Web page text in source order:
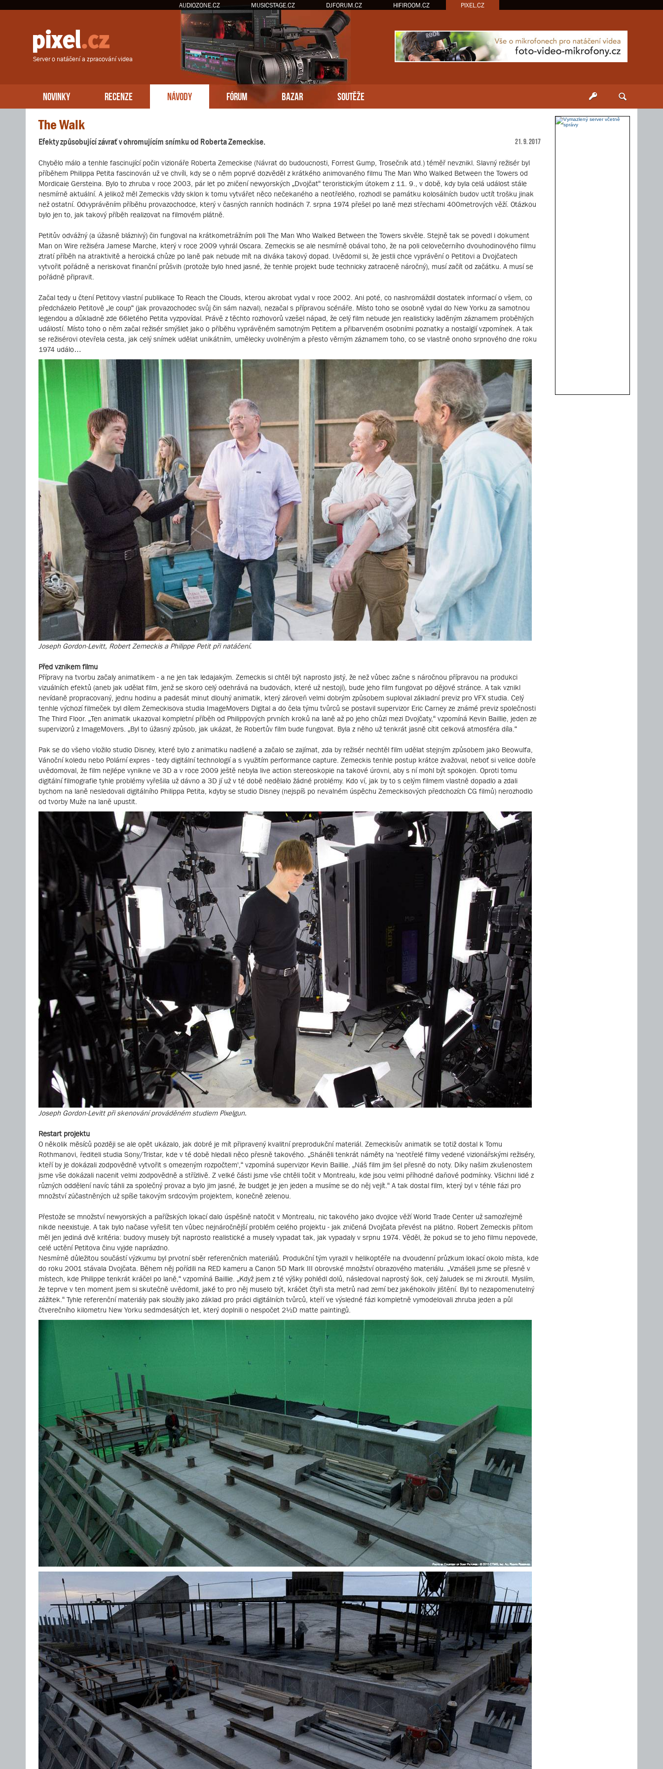
AUDIOZONE.CZ MUSICSTAGE.CZ DJFORUM.CZ HIFIROOM.CZ PIXEL.CZ
Server o natáčení a zpracování videa
NOVINKY RECENZE NÁVODY FÓRUM BAZAR SOUTĚŽE
The Walk
Efekty způsobující závrať v ohromujícím snímku od Roberta Zemeckise. 21. 9. 2017
Chybělo málo a tenhle fascinující počin vizionáře Roberta Zemeckise (Návrat do budoucnosti, Forrest Gump, Trosečník atd.) téměř nevznikl. Slavný režisér byl
příběhem Philippa Petita fascinován už ve chvíli, kdy se o něm poprvé dozvěděl z krátkého animovaného filmu The Man Who Walked Between the Towers od
Mordicaie Gersteina. Bylo to zhruba v roce 2003, pár let po zničení newyorských „Dvojčat“ teroristickým útokem z 11. 9., v době, kdy byla celá událost stále
nesmírně aktuální. A jelikož měl Zemeckis vždy sklon k tomu vytvářet něco nečekaného a neotřelého, rozhodl se památku kolosálních budov uctít trošku jinak
než ostatní. Odvyprávěním příběhu provazochodce, který v časných ranních hodinách 7. srpna 1974 přešel po laně mezi střechami 400metrových věží. Otázkou
bylo jen to, jak takový příběh realizovat na filmovém plátně.
Petitův odvážný (a úžasně bláznivý) čin fungoval na krátkometrážním poli The Man Who Walked Between the Towers skvěle. Stejně tak se povedl i dokument
Man on Wire režiséra Jamese Marche, který v roce 2009 vyhrál Oscara. Zemeckis se ale nesmírně obával toho, že na poli celovečerního dvouhodinového filmu
ztratí příběh na atraktivitě a heroická chůze po laně pak nebude mít na diváka takový dopad. Uvědomil si, že jestli chce vyprávění o Petitovi a Dvojčatech
vytvořit pořádně a neriskovat finanční průšvih (protože bylo hned jasné, že tenhle projekt bude technicky zatraceně náročný), musí začít od začátku. A musí se
pořádně připravit.
Začal tedy u čtení Petitovy vlastní publikace To Reach the Clouds, kterou akrobat vydal v roce 2002. Ani poté, co nashromáždil dostatek informací o všem, co
předcházelo Petitově „le coup“ (jak provazochodec svůj čin sám nazval), nezačal s přípravou scénáře. Místo toho se osobně vydal do New Yorku za samotnou
legendou a důkladně zde 66letého Petita vyzpovídal. Právě z těchto rozhovorů vzešel nápad, že celý film nebude jen realisticky laděným záznamem proběhlých
událostí. Místo toho o něm začal režisér smýšlet jako o příběhu vyprávěném samotným Petitem a přibarveném osobními poznatky a nostalgií vzpomínek. A tak
se režisérovi otevřela cesta, jak celý snímek udělat unikátním, umělecky uvolněným a přesto věrným záznamem toho, co se vlastně onoho srpnového dne roku
1974 událo…
Joseph Gordon-Levitt, Robert Zemeckis a Philippe Petit při natáčení.
Před vznikem filmu
Přípravy na tvorbu začaly animatikem - a ne jen tak ledajakým. Zemeckis si chtěl být naprosto jistý, že než vůbec začne s náročnou přípravou na produkci
vizuálních efektů (aneb jak udělat film, jenž se skoro celý odehrává na budovách, které už nestojí), bude jeho film fungovat po dějové stránce. A tak vznikl
nevídaně propracovaný, jednu hodinu a padesát minut dlouhý animatik, který zároveň velmi dobrým způsobem suploval základní previz pro VFX studia. Celý
tenhle výchozí filmeček byl dílem Zemeckisova studia ImageMovers Digital a do čela týmu tvůrců se postavil supervizor Eric Carney ze známé previz společnosti
The Third Floor. „Ten animatik ukazoval kompletní příběh od Philippových prvních kroků na laně až po jeho chůzi mezi Dvojčaty,“ vzpomíná Kevin Baillie, jeden ze
supervizorů z ImageMovers. „Byl to úžasný způsob, jak ukázat, že Robertův film bude fungovat. Byla z něho už tenkrát jasně cítit celková atmosféra díla.“
Pak se do všeho vložilo studio Disney, které bylo z animatiku nadšené a začalo se zajímat, zda by režisér nechtěl film udělat stejným způsobem jako Beowulfa,
Vánoční koledu nebo Polární expres - tedy digitální technologií a s využitím performance capture. Zemeckis tenhle postup krátce zvažoval, neboť si velice dobře
uvědomoval, že film nejlépe vynikne ve 3D a v roce 2009 ještě nebyla live action stereoskopie na takové úrovni, aby s ní mohl být spokojen. Oproti tomu
digitální filmografie tyhle problémy vyřešila už dávno a 3D jí už v té době nedělalo žádné problémy. Kdo ví, jak by to s celým filmem vlastně dopadlo a zdali
bychom na laně nesledovali digitálního Philippa Petita, kdyby se studio Disney (nejspíš po nevalném úspěchu Zemeckisových předchozích CG filmů) nerozhodlo
od tvorby Muže na laně upustit.
Joseph Gordon-Levitt při skenování prováděném studiem Pixelgun.
Restart projektu
O několik měsíců později se ale opět ukázalo, jak dobré je mít připravený kvalitní preprodukční materiál. Zemeckisův animatik se totiž dostal k Tomu
Rothmanovi, řediteli studia Sony/Tristar, kde v té době hledali něco přesně takového. „Sháněli tenkrát náměty na 'neotřelé filmy vedené vizionářskými režiséry,
kteří by je dokázali zodpovědně vytvořit s omezeným rozpočtem',“ vzpomíná supervizor Kevin Baillie. „Náš film jim šel přesně do noty. Díky našim zkušenostem
jsme vše dokázali nacenit velmi zodpovědně a střízlivě. Z velké části jsme vše chtěli točit v Montrealu, kde jsou velmi příhodné daňové podmínky. Všichni lidé z
různých oddělení navíc táhli za společný provaz a bylo jim jasné, že budget je jen jeden a musíme se do něj vejít.“ A tak dostal film, který byl v téhle fázi pro
množství zúčastněných už spíše takovým srdcovým projektem, konečně zelenou.
Přestože se množství newyorských a pařížských lokací dalo úspěšně natočit v Montrealu, nic takového jako dvojice věží World Trade Center už samozřejmě
nikde neexistuje. A tak bylo načase vyřešit ten vůbec nejnáročnější problém celého projektu - jak zničená Dvojčata převést na plátno. Robert Zemeckis přitom
měl jen jediná dvě kritéria: budovy musely být naprosto realistické a musely vypadat tak, jak vypadaly v srpnu 1974. Věděl, že pokud se to jeho filmu nepovede,
celé uctění Petitova činu vyjde naprázdno.
Nesmírně důležitou součástí výzkumu byl prvotní sběr referenčních materiálů. Produkční tým vyrazil v helikoptéře na dvoudenní průzkum lokací okolo místa, kde
do roku 2001 stávala Dvojčata. Během něj pořídili na RED kameru a Canon 5D Mark III obrovské množství obrazového materiálu. „Vznášeli jsme se přesně v
místech, kde Philippe tenkrát kráčel po laně,“ vzpomíná Baillie. „Když jsem z té výšky pohlédl dolů, následoval naprostý šok, celý žaludek se mi zkroutil. Myslím,
že teprve v ten moment jsem si skutečně uvědomil, jaké to pro něj muselo být, kráčet čtyři sta metrů nad zemí bez jakéhokoliv jištění. Byl to nezapomenutelný
zážitek.“ Tyhle referenční materiály pak sloužily jako základ pro práci digitálních tvůrců, kteří ve výsledné fázi kompletně vymodelovali zhruba jeden a půl
čtverečního kilometru New Yorku sedmdesátých let, který doplnili o nespočet 2½D matte paintingů.